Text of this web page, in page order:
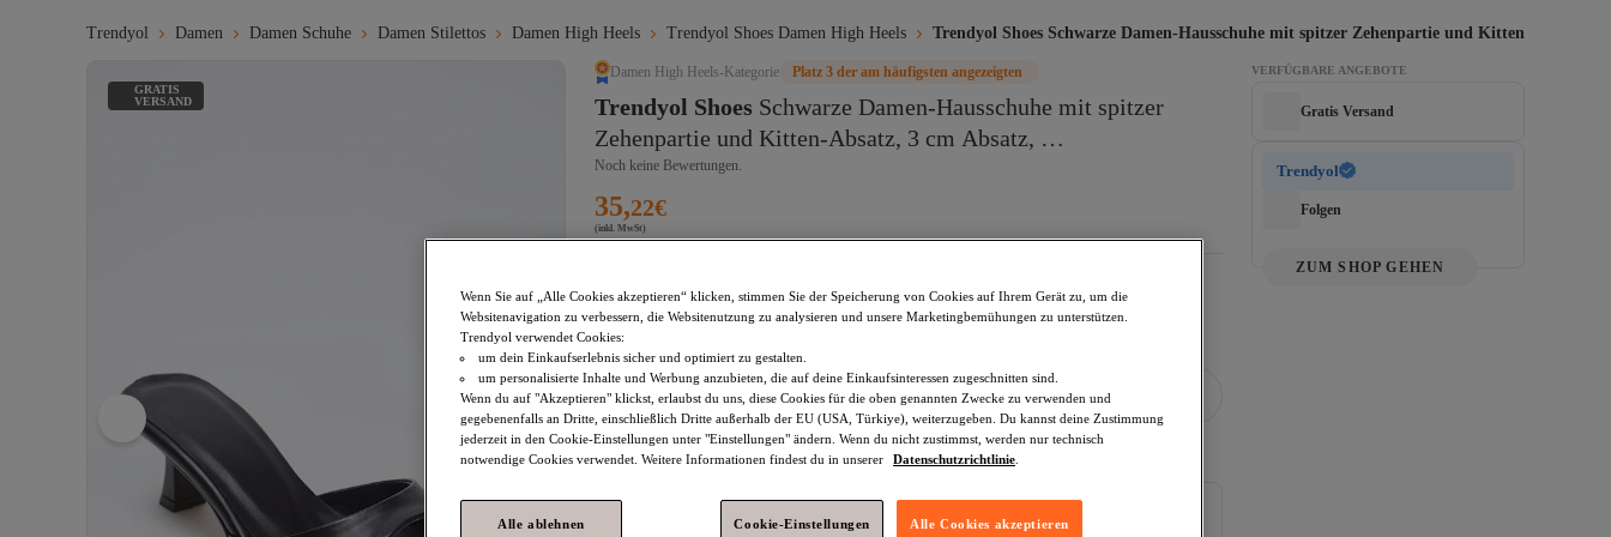
Trendyol Damen Damen Schuhe Damen Stilettos Damen High Heels Trendyol Shoes Damen High Heels Trendyol Shoes Schwarze Damen-Hausschuhe mit spitzer Zehenpartie und Kitten-Absatz, 3
GRATIS
VERSAND
Damen High Heels-Kategorie Platz 3 der am häufigsten angezeigten
Trendyol Shoes Schwarze Damen-Hausschuhe mit spitzer
Zehenpartie und Kitten-Absatz, 3 cm Absatz,
TAKSS25TO00111
Noch keine Bewertungen.
35,22€
(inkl. MwSt)
Größe: 36
36
37 38 39 40
In den Warenkorb
VERFÜGBARE ANGEBOTE
Gratis Versand
Trendyol
Folgen
ZUM SHOP GEHEN
Wenn Sie auf „Alle Cookies akzeptieren“ klicken, stimmen Sie der Speicherung von Cookies auf Ihrem Gerät zu, um die
Websitenavigation zu verbessern, die Websitenutzung zu analysieren und unsere Marketingbemühungen zu unterstützen.
Trendyol verwendet Cookies:
um dein Einkaufserlebnis sicher und optimiert zu gestalten.
um personalisierte Inhalte und Werbung anzubieten, die auf deine Einkaufsinteressen zugeschnitten sind.
Wenn du auf "Akzeptieren" klickst, erlaubst du uns, diese Cookies für die oben genannten Zwecke zu verwenden und
gegebenenfalls an Dritte, einschließlich Dritte außerhalb der EU (USA, Türkiye), weiterzugeben. Du kannst deine Zustimmung
jederzeit in den Cookie-Einstellungen unter "Einstellungen" ändern. Wenn du nicht zustimmst, werden nur technisch
notwendige Cookies verwendet. Weitere Informationen findest du in unserer
Datenschutzrichtlinie
Alle ablehnen Cookie-Einstellungen Alle Cookies akzeptieren